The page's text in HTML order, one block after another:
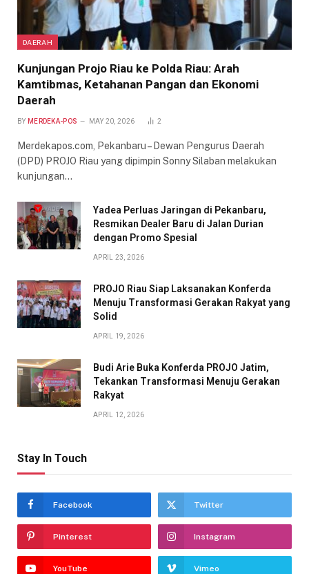
DAERAH
Kunjungan Projo Riau ke Polda Riau: Arah
Kamtibmas, Ketahanan Pangan dan Ekonomi
Daerah
BY MERDEKA-POS MAY 20, 2026 2
Merdekapos.com, Pekanbaru – Dewan Pengurus Daerah
(DPD) PROJO Riau yang dipimpin Sonny Silaban melakukan
kunjungan…
Yadea Perluas Jaringan di Pekanbaru,
Resmikan Dealer Baru di Jalan Durian
dengan Promo Spesial
APRIL 23, 2026
PROJO Riau Siap Laksanakan Konferda
Menuju Transformasi Gerakan Rakyat yang
Solid
APRIL 19, 2026
Budi Arie Buka Konferda PROJO Jatim,
Tekankan Transformasi Menuju Gerakan
Rakyat
APRIL 12, 2026
Stay In Touch
Facebook Twitter
Pinterest Instagram
YouTube Vimeo